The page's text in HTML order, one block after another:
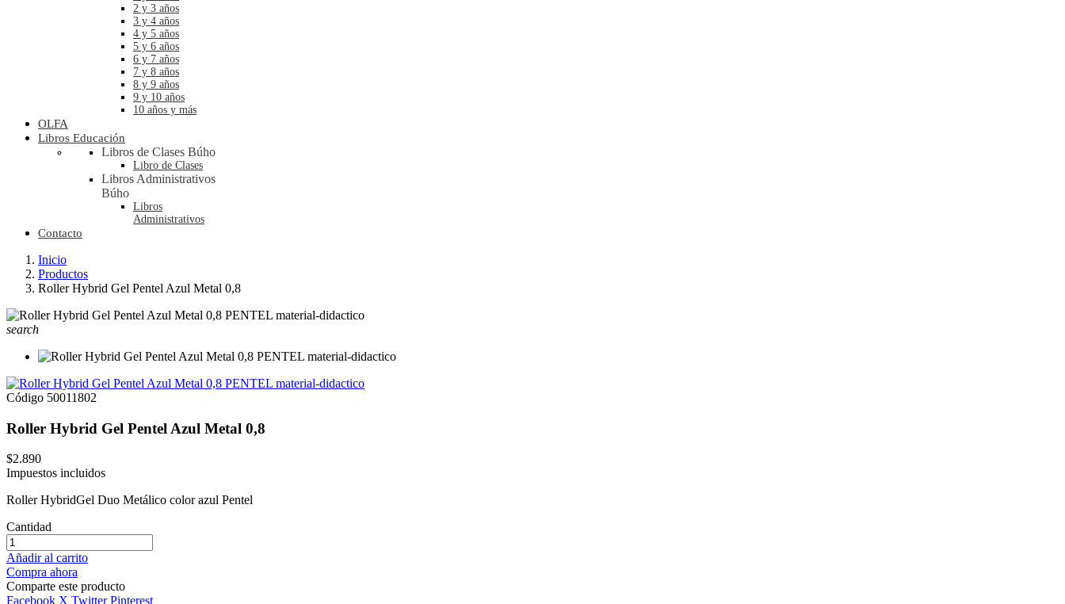
2 y 3 años
3 y 4 años
4 y 5 años
5 y 6 años
6 y 7 años
7 y 8 años
8 y 9 años
9 y 10 años
10 años y más
OLFA
Libros Educación
Libros de Clases Búho
Libro de Clases
Libros Administrativos
Búho
Libros
Administrativos
Contacto
Inicio
Productos
Roller Hybrid Gel Pentel Azul Metal 0,8
search
Código 50011802
Roller Hybrid Gel Pentel Azul Metal 0,8
$2.890
Impuestos incluidos
Roller HybridGel Duo Metálico color azul Pentel
Cantidad
Añadir al carrito
Compra ahora
Comparte este producto
Facebook X Twitter Pinterest